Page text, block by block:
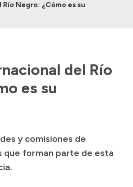
Negro: ¿Cómo es su
del Río
es su
y comisiones de
que forman parte de esta